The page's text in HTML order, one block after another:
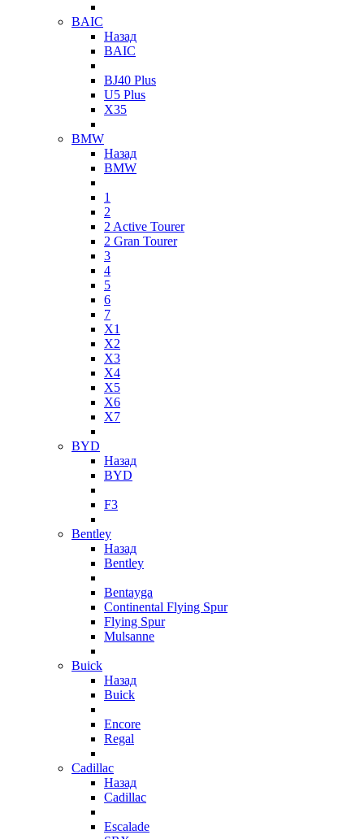
BAIC
Назад
BAIC
BJ40 Plus
U5 Plus
X35
BMW
Назад
BMW
1
2
2 Active Tourer
2 Gran Tourer
3
4
5
6
7
X1
X2
X3
X4
X5
X6
X7
BYD
Назад
BYD
F3
Bentley
Назад
Bentley
Bentayga
Continental Flying Spur
Flying Spur
Mulsanne
Buick
Назад
Buick
Encore
Regal
Cadillac
Назад
Cadillac
Escalade